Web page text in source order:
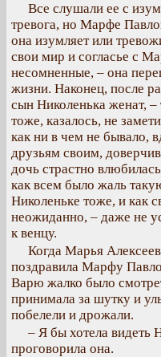
Все слушали ее с
тревога, но Марфе
она изумляет или
свои мир и согласье с
несомненные, – она
жизни. Наконец, после
сын Николенька женат, –
тоже, казалось, не
как ни в чем не бывало,
друзьям своим,
дочь страстно
как всем было жаль
Николеньке тоже, и как
неожиданно, – даже не
к венцу.
Когда Марья
поздравила Марфу
Варю жалко было
принимала за шутку и
побелели и дрожали.
– Я бы хотела видеть
проговорила она.